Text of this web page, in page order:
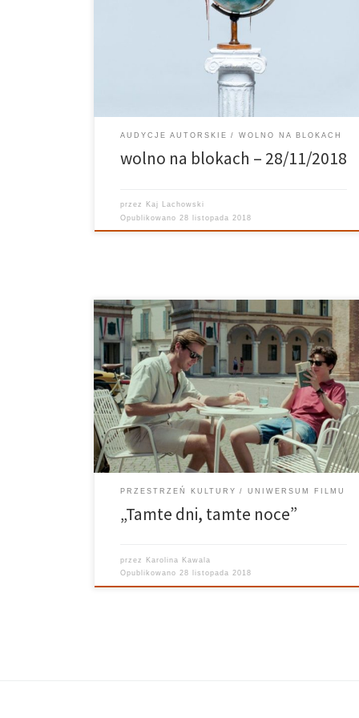
różne bujające rzeczy! Odpal i przekonaj się jakie! fot.
Tuzza Globale realizował Kamil Malicki Playlista:
Anderson .Paak – Who R U? Luidji – Néons rouges /
Belles chansons The Alchemist […]
AUDYCJE AUTORSKIE WOLNO NA BLOKACH
wolno na blokach – 28/11/2018
przez Kaj Lachowski
Opublikowano 28 listopada 2018
Uniwersum Filmu – 23.10.2018 Prowadzi: Karolina
Kawala Realizuje: Ania Bielec Grafika: Kuba Siedlecki
„Tamte dni, tamte noce”– film dramatyczny z 2017
roku w reżyserii Luki Guadagnino. Obraz powstał na
podstawie scenariusza Jamesa Ivory’ego, opartego na
powieści André Acimana z 2007 […]
PRZESTRZEŃ KULTURY UNIWERSUM FILMU
„Tamte dni, tamte noce”
przez Karolina Kawala
Opublikowano28 listopada 2018